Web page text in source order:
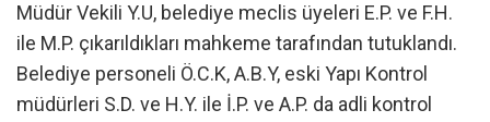
Müdür Vekili Y.U, belediye meclis üyeleri E.P. ve F.H.
ile M.P. çıkarıldıkları mahkeme tarafından tutuklandı.
Belediye personeli Ö.C.K, A.B.Y, eski Yapı Kontrol
müdürleri S.D. ve H.Y. ile İ.P. ve A.P. da adli kontrol